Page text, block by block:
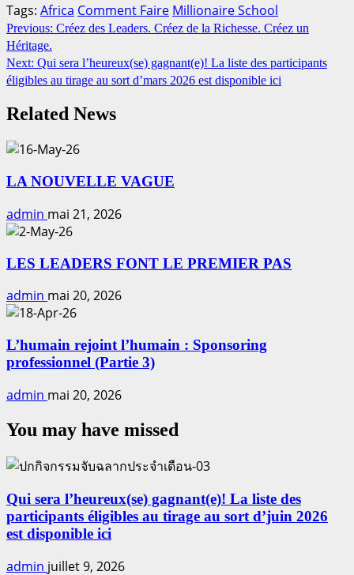
Tags: Africa Comment Faire Millionaire School
Continue
Reading
Previous: Créez des Leaders. Créez de la Richesse. Créez un
Héritage.
Next: Qui sera l’heureux(se) gagnant(e)! La liste des participants
éligibles au tirage au sort d’mars 2026 est disponible ici
Related News
LA NOUVELLE VAGUE
admin mai 21, 2026
LES LEADERS FONT LE PREMIER PAS
admin mai 20, 2026
L’humain rejoint l’humain : Sponsoring
professionnel (Partie 3)
admin mai 20, 2026
You may have missed
Qui sera l’heureux(se) gagnant(e)! La liste des
participants éligibles au tirage au sort d’juin 2026
est disponible ici
admin juillet 9, 2026